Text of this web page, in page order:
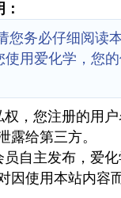
您务必仔细阅读
用爱化学，您
，您注册的用
露给第三方。
自主发布，爱
因使用本站内容